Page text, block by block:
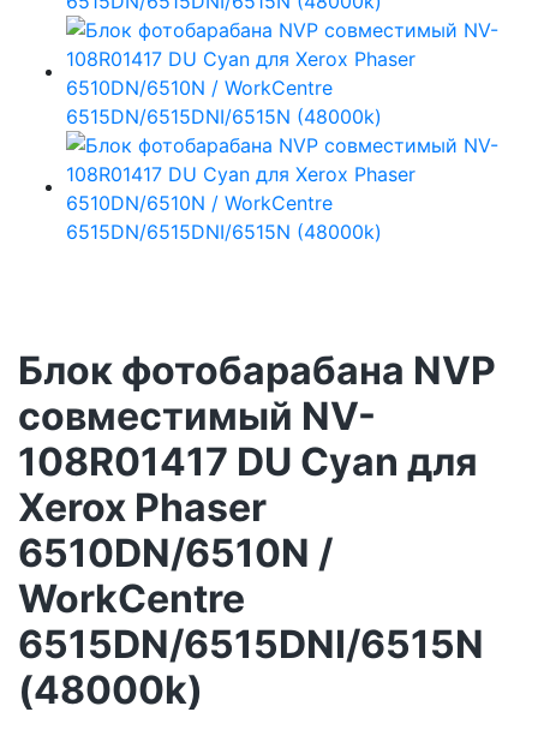
Блок фотобарабана NVP
совместимый NV-
108R01417 DU Cyan для
Xerox Phaser
6510DN/6510N /
WorkCentre
6515DN/6515DNI/6515N
(48000k)